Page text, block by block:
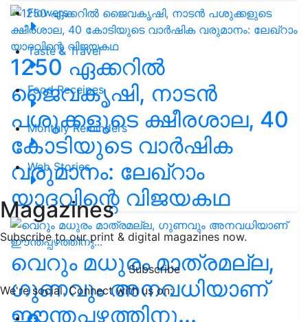
Flowers
Taste & Travel
Food Receipes
Monthly Reminders
Web Stories
Magazines
Subscribe to our print & digital magazines now.
Subscribe
We're social. Connect with us on:
1250 ഏക്കറിൽ
ജൈവകൃഷി, നാടൻ
പശുക്കളുടെ ക്ഷീരശാല, 40
കോടിയുടെ വാർഷിക
വരുമാനം: ലേഖ്‌റാം
യാദവിന്റെ വിജയകഥ
വെറും മധുരം മാത്രമല്ല,
ഗുണവും അനവധിയാണ്
ഈന്തപ്പഴത്തിനു...